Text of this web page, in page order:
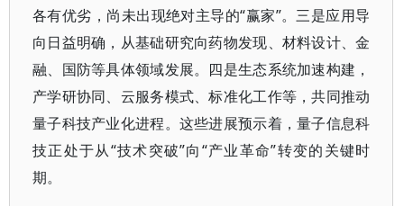
各有优劣，尚未出现绝对主导的“赢家”。三是应用导
向日益明确，从基础研究向药物发现、材料设计、金
融、国防等具体领域发展。四是生态系统加速构建，
产学研协同、云服务模式、标准化工作等，共同推动
量子科技产业化进程。这些进展预示着，量子信息科
技正处于从“技术突破”向“产业革命”转变的关键时
期。